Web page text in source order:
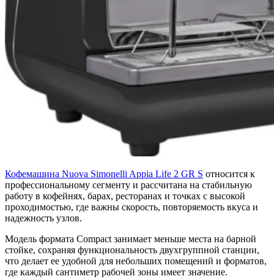
Кофемашина Nuova Simonelli Appia Life 2 GR S относится к
профессиональному сегменту и рассчитана на стабильную
работу в кофейнях, барах, ресторанах и точках с высокой
проходимостью, где важны скорость, повторяемость вкуса и
надежность узлов.
Модель формата Compact занимает меньше места на барной
стойке, сохраняя функциональность двухгруппной станции,
что делает ее удобной для небольших помещений и форматов,
где каждый сантиметр рабочей зоны имеет значение.